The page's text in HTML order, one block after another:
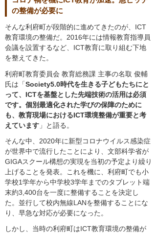
の整備が必要に
そんな利府町が段階的に進めてきたのが、ICT
教育環境の整備だ。2016年には情報教育指導員
会議を設置するなど、ICT教育に取り組む下地
を整えてきた。
利府町教育委員会 教育総務課 主事の名取 俊輔
氏は「Society5.0時代を生きる子どもたちにと
って、ICTを基盤とした先端技術の活用は必須
です。個別最適化された学びの保障のために
も、教育現場におけるICT環境整備が重要と考
えています 」と語る。
そんな中、2020年に新型コロナウイルス感染症
が世界中で流行したことにより、文部科学省が
GIGAスクール構想の実現を当初の予定より繰り
上げることを発表。これを機に、利府町でも小
学校1学年から中学校3学年までのタブレット端
末約3,400台を一度に整備することを決定し
た。並行して校内無線LANを整備することにな
り、早急な対応が必要になった。
しかし、当時の利府町はICT教育環境の整備が